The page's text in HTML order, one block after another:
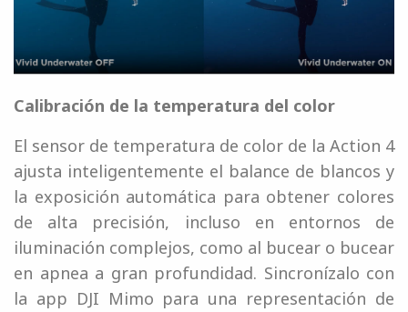
Calibración de la temperatura del color
El sensor de temperatura de color de la Action 4
ajusta inteligentemente el balance de blancos y
la exposición automática para obtener colores
de alta precisión, incluso en entornos de
iluminación complejos, como al bucear o bucear
en apnea a gran profundidad. Sincronízalo con
la app DJI Mimo para una representación de